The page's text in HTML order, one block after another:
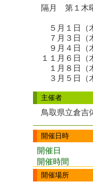
隔月 第１木
５月１日（
７月３日（
９月４日（
１１月６日（
１月８日（
３月５日（
主催者
鳥取県立倉吉
開催日時
開催日
開催時間
開催場所